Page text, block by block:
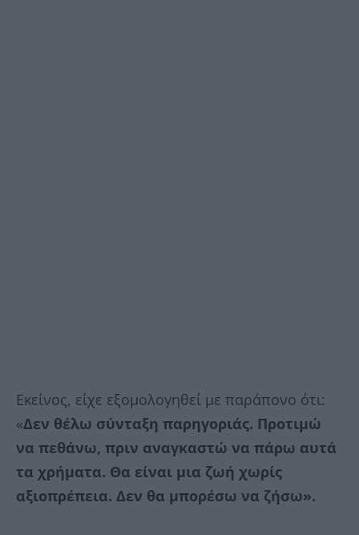
Εκείνος, είχε εξομολογηθεί με παράπονο ότι:
«Δεν θέλω σύνταξη παρηγοριάς. Προτιμώ
να πεθάνω, πριν αναγκαστώ να πάρω αυτά
τα χρήματα. Θα είναι μια ζωή χωρίς
αξιοπρέπεια. Δεν θα μπορέσω να ζήσω».